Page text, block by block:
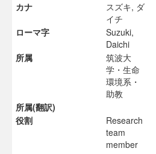
カナ
スズキ, ダ
イチ
ローマ字
Suzuki,
Daichi
所属
筑波大
学・生命
環境系・
助教
所属(翻訳)
役割
Research
team
member